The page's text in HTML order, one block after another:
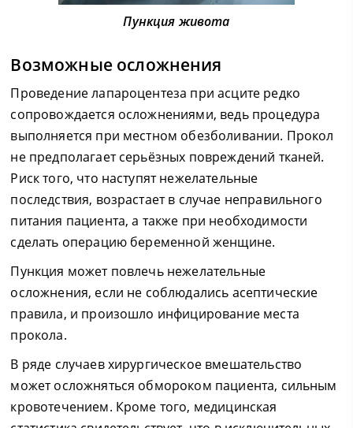
Пункция живота
Возможные осложнения
Проведение лапароцентеза при асците редко
сопровождается осложнениями, ведь процедура
выполняется при местном обезболивании. Прокол
не предполагает серьёзных повреждений тканей.
Риск того, что наступят нежелательные
последствия, возрастает в случае неправильного
питания пациента, а также при необходимости
сделать операцию беременной женщине.
Пункция может повлечь нежелательные
осложнения, если не соблюдались асептические
правила, и произошло инфицирование места
прокола.
В ряде случаев хирургическое вмешательство
может осложняться обмороком пациента, сильным
кровотечением. Кроме того, медицинская